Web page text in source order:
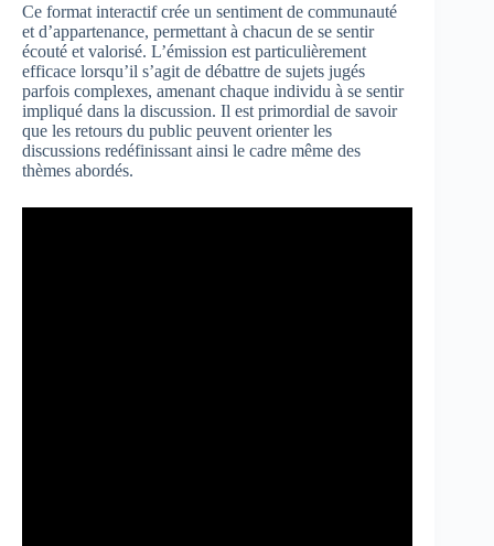
Ce format interactif crée un sentiment de communauté
et d’appartenance, permettant à chacun de se sentir
écouté et valorisé. L’émission est particulièrement
efficace lorsqu’il s’agit de débattre de sujets jugés
parfois complexes, amenant chaque individu à se sentir
impliqué dans la discussion. Il est primordial de savoir
que les retours du public peuvent orienter les
discussions redéfinissant ainsi le cadre même des
thèmes abordés.